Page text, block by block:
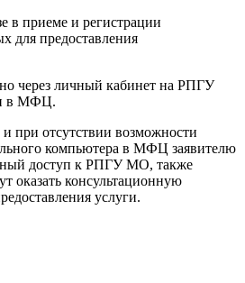
в приеме и регистрации
для предоставления
через личный кабинет на РПГУ
в МФЦ.
при отсутствии возможности
компьютера в МФЦ заявителю
доступ к РПГУ МО, также
оказать консультационную
услуги.